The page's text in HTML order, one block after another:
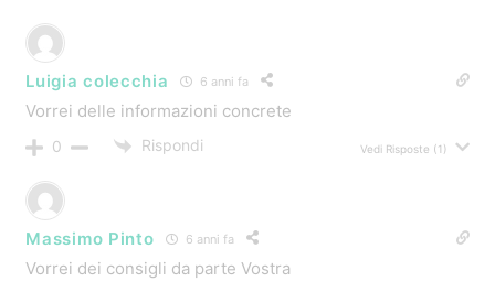
Luigia colecchia 6 anni fa
Vorrei delle informazioni concrete
0 Rispondi Vedi Risposte (1)
Massimo Pinto 6 anni fa
Vorrei dei consigli da parte Vostra